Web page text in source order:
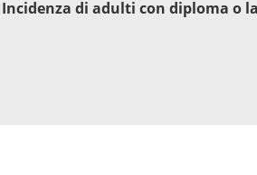
Incidenza di adulti con diploma o